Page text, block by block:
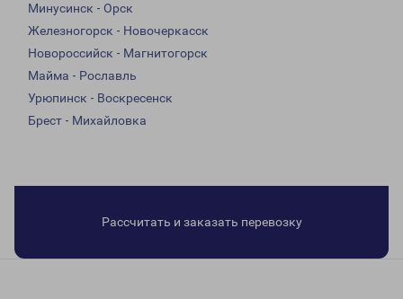
Минусинск - Орск
Железногорск - Новочеркасск
Новороссийск - Магнитогорск
Майма - Рославль
Урюпинск - Воскресенск
Брест - Михайловка
Рассчитать и заказать перевозку